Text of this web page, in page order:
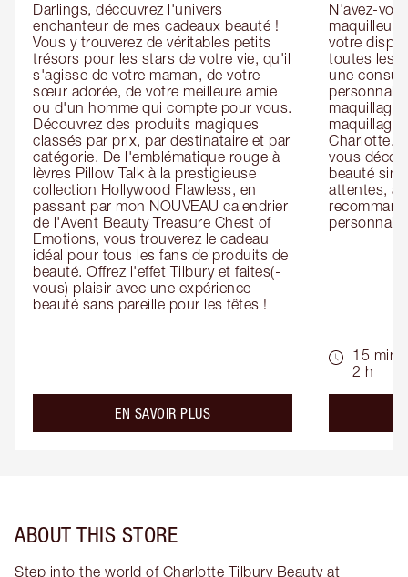
Darlings, découvrez l'univers
enchanteur de mes cadeaux beauté !
Vous y trouverez de véritables petits
trésors pour les stars de votre vie, qu'il
s'agisse de votre maman, de votre
sœur adorée, de votre meilleure amie
ou d'un homme qui compte pour vous.
Découvrez des produits magiques
classés par prix, par destinataire et par
catégorie. De l'emblématique rouge à
lèvres Pillow Talk à la prestigieuse
collection Hollywood Flawless, en
passant par mon NOUVEAU calendrier
de l'Avent Beauty Treasure Chest of
Emotions, vous trouverez le cadeau
idéal pour tous les fans de produits de
beauté. Offrez l'effet Tilbury et faites(-
vous) plaisir avec une expérience
beauté sans pareille pour les fêtes !
EN SAVOIR PLUSabout the
N'avez-
maquilleur
votre
toutes les
une
maquillage
maquillage
Charlotte.
vous
beauté
attentes,
15 min -
2 h
ABOUT THIS STORE
Step into the world of Charlotte Tilbury Beauty at